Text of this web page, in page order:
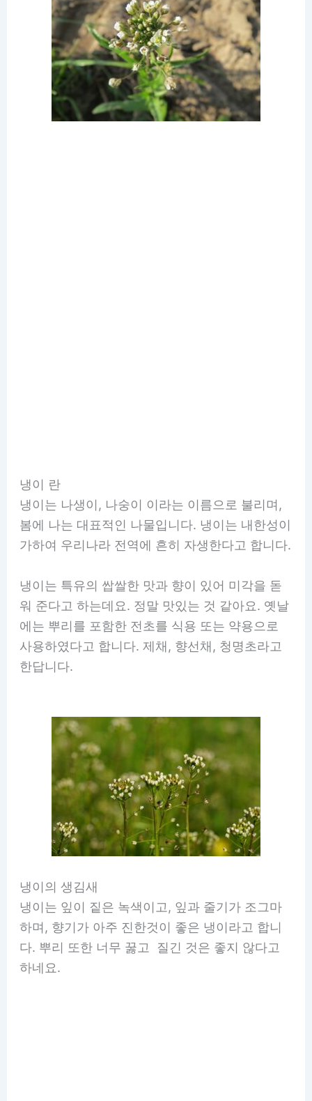
냉이 란
냉이는 나생이, 나숭이 이라는 이름으로 불리며,
봄에 나는 대표적인 나물입니다. 냉이는 내한성이
가하여 우리나라 전역에 흔히 자생한다고 합니다.
냉이는 특유의 쌉쌀한 맛과 향이 있어 미각을 돋
워 준다고 하는데요. 정말 맛있는 것 같아요. 옛날
에는 뿌리를 포함한 전초를 식용 또는 약용으로
사용하였다고 합니다. 제채, 향선채, 청명초라고
한답니다.
냉이의 생김새
냉이는 잎이 짙은 녹색이고, 잎과 줄기가 조그마
하며, 향기가 아주 진한것이 좋은 냉이라고 합니
다. 뿌리 또한 너무 꿇고 질긴 것은 좋지 않다고
하네요.